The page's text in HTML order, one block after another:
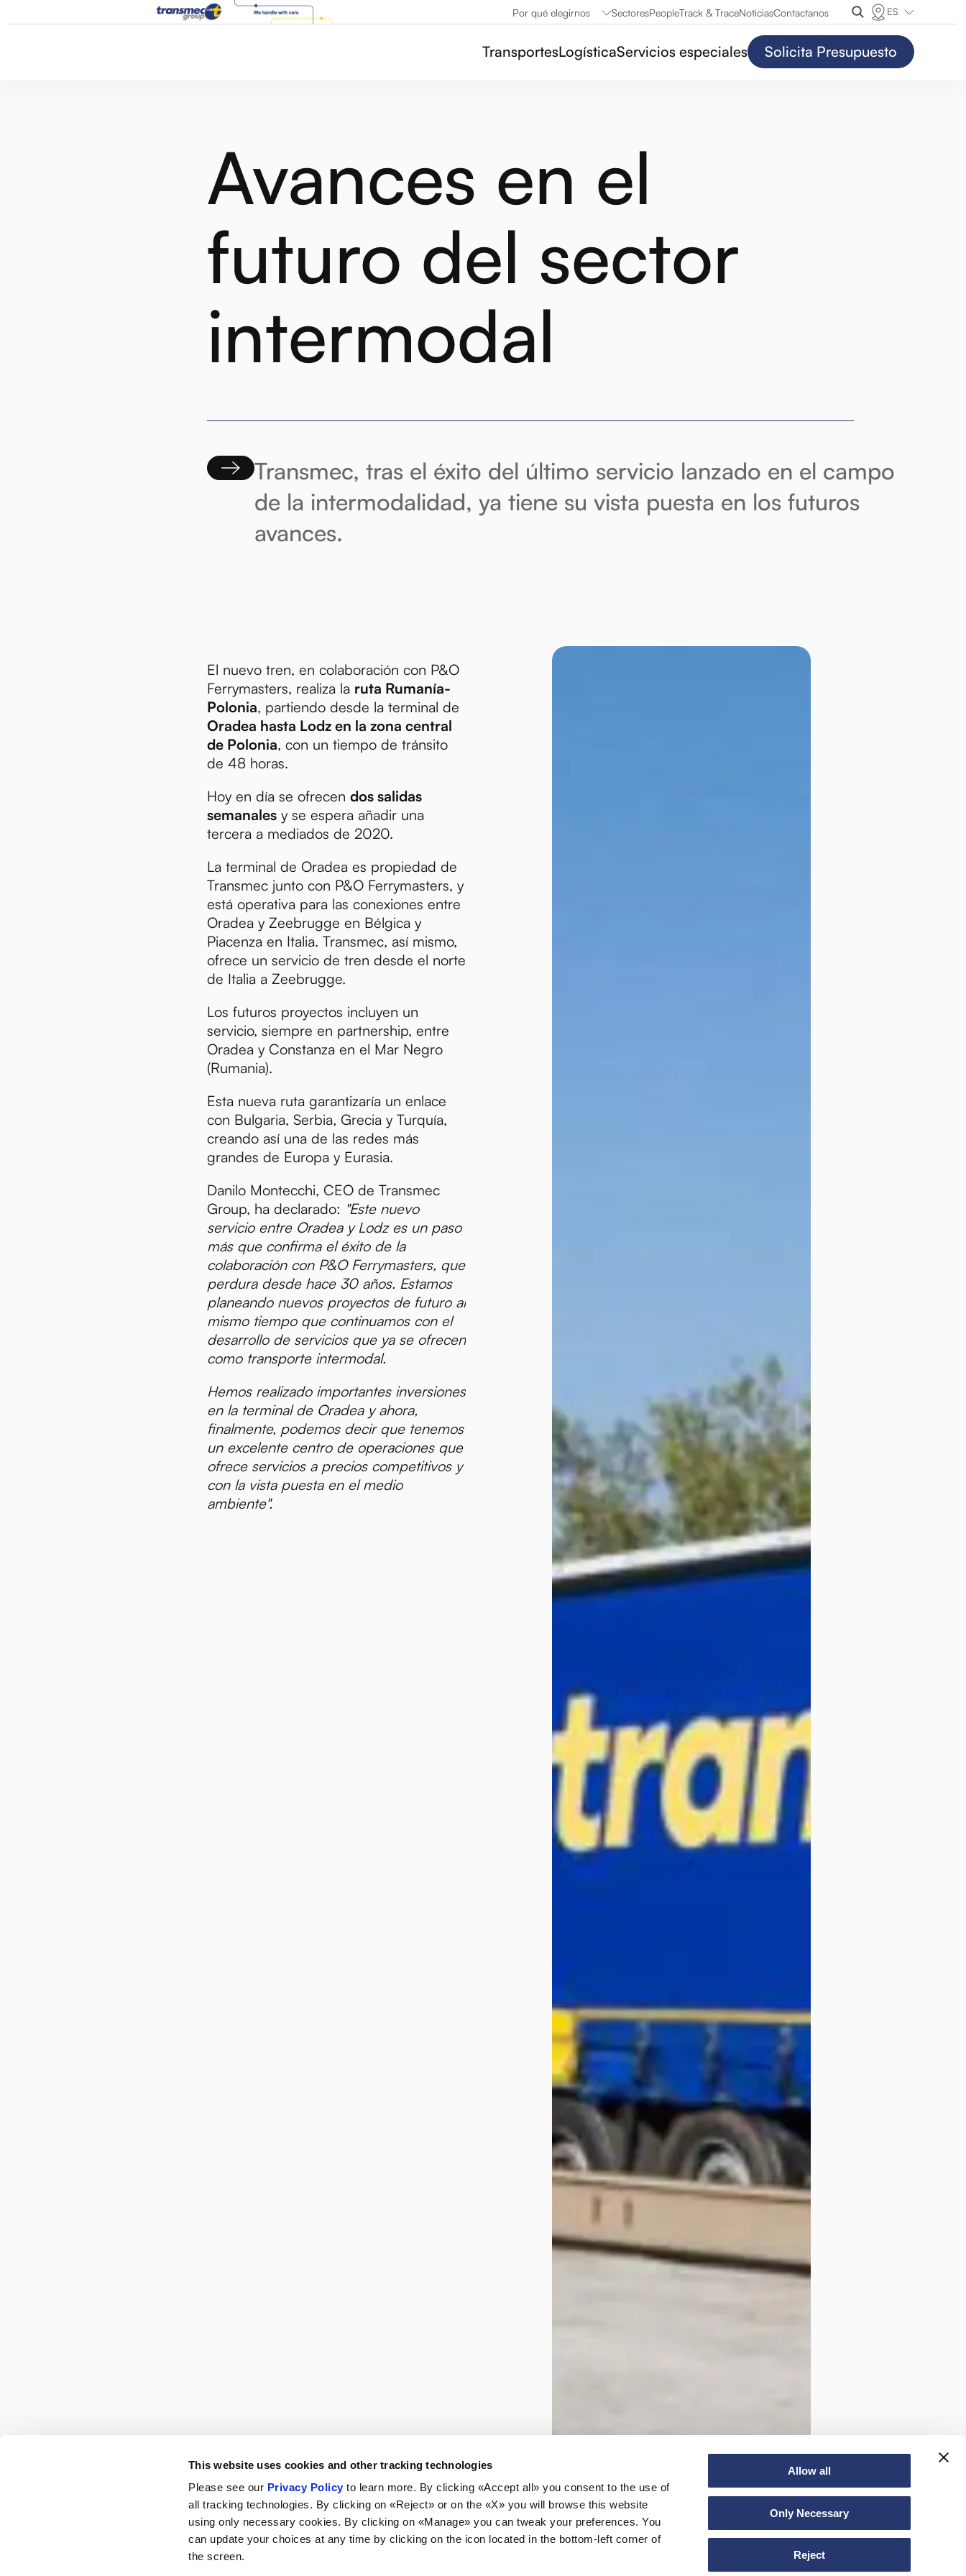
This website uses cookies and other tracking technologies
Please see our Privacy Policy to learn more. By clicking «Accept all» you consent to the use of
all tracking technologies. By clicking on «Reject» or on the «X» you will browse this website
using only necessary cookies. By clicking on «Manage» you can tweak your preferences. You
can update your choices at any time by clicking on the icon located in the bottom-left corner of
the screen.
Allow all
Only Necessary
Reject
Por qué elegirnos SectoresPeopleTrack & TraceNoticiasContactanos ES
TransportesLogísticaServicios especiales Solicita Presupuesto
Avances en el
futuro del sector
intermodal
Transmec, tras el éxito del último servicio lanzado en el campo
de la intermodalidad, ya tiene su vista puesta en los futuros
avances.
El nuevo tren, en colaboración con P&O
Ferrymasters, realiza la ruta Rumanía-
Polonia, partiendo desde la terminal de
Oradea hasta Lodz en la zona central
de Polonia, con un tiempo de tránsito
de 48 horas.
Hoy en día se ofrecen dos salidas
semanales y se espera añadir una
tercera a mediados de 2020.
La terminal de Oradea es propiedad de
Transmec junto con P&O Ferrymasters, y
está operativa para las conexiones entre
Oradea y Zeebrugge en Bélgica y
Piacenza en Italia. Transmec, así mismo,
ofrece un servicio de tren desde el norte
de Italia a Zeebrugge.
Los futuros proyectos incluyen un
servicio, siempre en partnership, entre
Oradea y Constanza en el Mar Negro
(Rumania).
Esta nueva ruta garantizaría un enlace
con Bulgaria, Serbia, Grecia y Turquía,
creando así una de las redes más
grandes de Europa y Eurasia.
Danilo Montecchi, CEO de Transmec
Group, ha declarado: "Este nuevo
servicio entre Oradea y Lodz es un paso
más que confirma el éxito de la
colaboración con P&O Ferrymasters, que
perdura desde hace 30 años. Estamos
planeando nuevos proyectos de futuro al
mismo tiempo que continuamos con el
desarrollo de servicios que ya se ofrecen
como transporte intermodal.
Hemos realizado importantes inversiones
en la terminal de Oradea y ahora,
finalmente, podemos decir que tenemos
un excelente centro de operaciones que
ofrece servicios a precios competitivos y
con la vista puesta en el medio
ambiente".